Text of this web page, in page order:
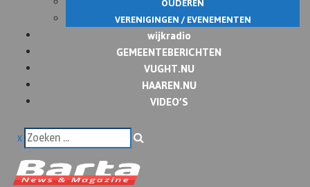
VERENIGINGEN / EVENEMENTEN
wijkradio
GEMEENTEBERICHTEN
VUGHT.NU
HAAREN.NU
VIDEO’S
x